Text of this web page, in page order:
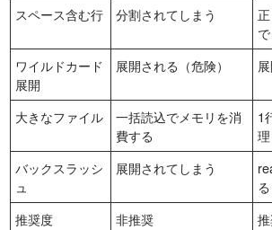
スペース含む行 分割されてしまう
ワイルドカード
展開
展開される（危険）
大きなファイル
一括読込でメモリを消
費する
1
理
バックスラッシ
ュ
展開されてしまう
る
推奨度
非推奨